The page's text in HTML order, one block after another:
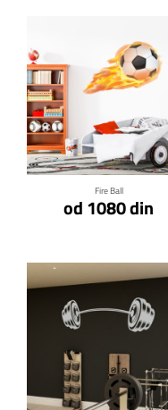
Fire Ball
od 1080 din
Klikni za detalje
Klikni za detalje